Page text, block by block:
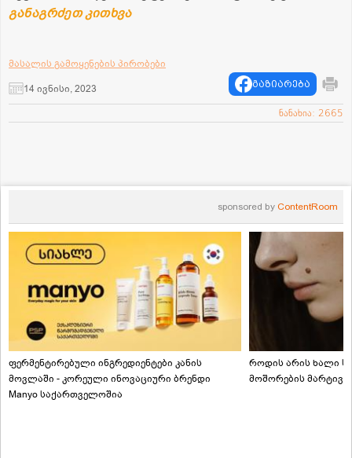
განაგრძეთ კითხვა
მასალის გამოყენების პირობები
14 ივნისი, 2023
გაზიარება
ნანახია: 2665
sponsored by ContentRoom
ფერმენტირებული ინგრედიენტები კანის
მოვლაში - კორეული ინოვაციური ბრენდი
Manyo საქართველოშია
როდის არის ხალი
მოშორების